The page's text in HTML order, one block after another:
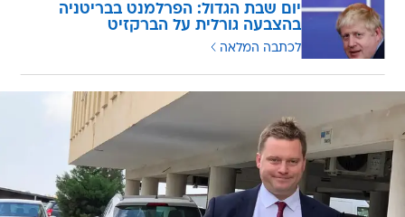
יום שבת הגדול: הפרלמנט בבריטניה
בהצבעה גורלית על הברקזיט
לכתבה המלאה